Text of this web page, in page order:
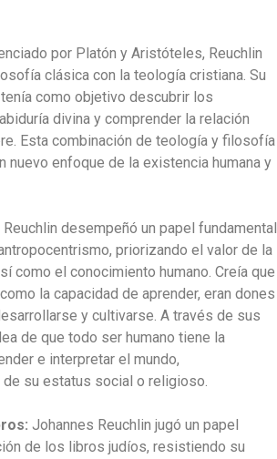
por Platón y Aristóteles, Reuchlin
clásica con la teología cristiana. Su
como objetivo descubrir los
divina y comprender la relación
Esta combinación de teología y filosofía
nuevo enfoque de la existencia humana y
Reuchlin desempeñó un papel fundamental
priorizando el valor de la
como el conocimiento humano. Creía que
la capacidad de aprender, eran dones
y cultivarse. A través de sus
de que todo ser humano tiene la
e interpretar el mundo,
su estatus social o religioso.
Johannes Reuchlin jugó un papel
de los libros judíos, resistiendo su